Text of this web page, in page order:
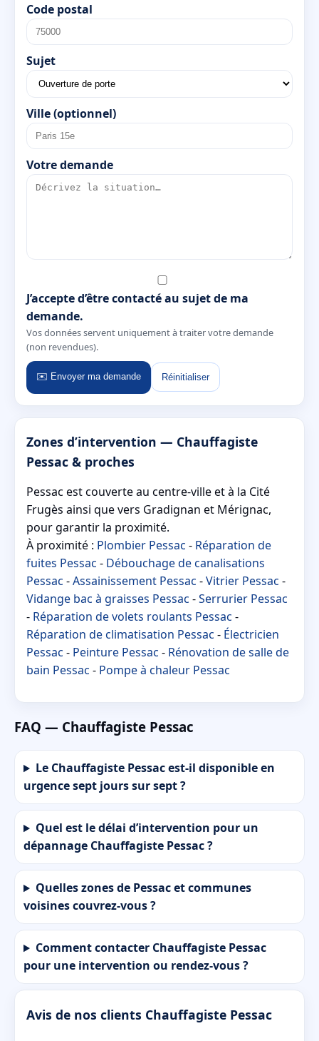
Code postal
Sujet
Ville (optionnel)
Votre demande
J’accepte d’être contacté au sujet de ma
demande.
Vos données servent uniquement à traiter votre demande
(non revendues).
✉️ Envoyer ma demande Réinitialiser
Zones d’intervention — Chauffagiste
Pessac & proches
Pessac est couverte au centre-ville et à la Cité
Frugès ainsi que vers Gradignan et Mérignac,
pour garantir la proximité.
À proximité : Plombier Pessac - Réparation de
fuites Pessac - Débouchage de canalisations
Pessac -Assainissement Pessac -Vitrier Pessac -
Vidange bac à graisses Pessac -Serrurier Pessac
- Réparation de volets roulants Pessac -
Réparation de climatisation Pessac - Électricien
Pessac - Peinture Pessac - Rénovation de salle de
bain Pessac - Pompe à chaleur Pessac
FAQ — Chauffagiste Pessac
Le Chauffagiste Pessac est-il disponible en
urgence sept jours sur sept ?
Quel est le délai d’intervention pour un
dépannage Chauffagiste Pessac ?
Quelles zones de Pessac et communes
voisines couvrez-vous ?
Comment contacter Chauffagiste Pessac
pour une intervention ou rendez-vous ?
Avis de nos clients Chauffagiste Pessac